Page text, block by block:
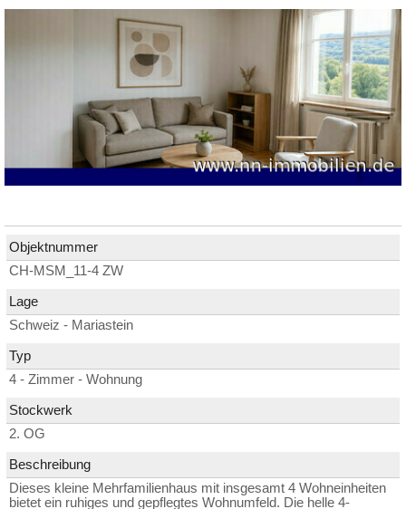
Objektnummer
CH-MSM_11-4 ZW
Lage
Schweiz - Mariastein
Typ
4 - Zimmer - Wohnung
Stockwerk
2. OG
Beschreibung
Dieses kleine Mehrfamilienhaus mit insgesamt 4 Wohneinheiten
bietet ein ruhiges und gepflegtes Wohnumfeld. Die helle 4-